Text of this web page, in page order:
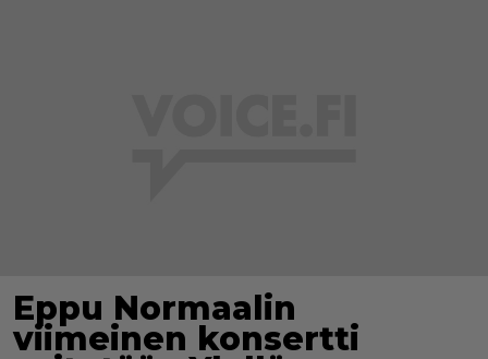
Eppu Normaalin
viimeinen konsertti